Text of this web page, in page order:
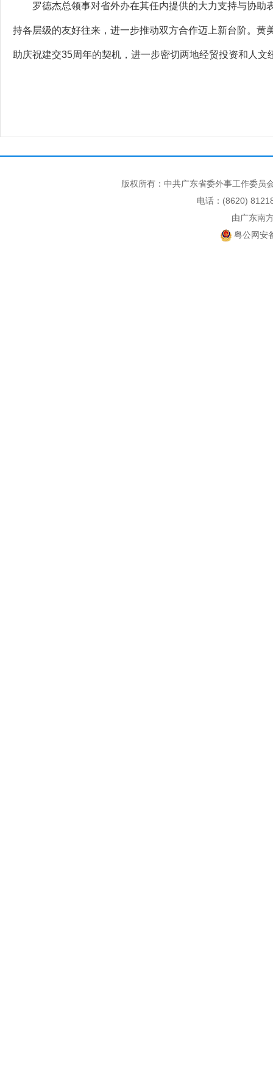
罗德杰总领事对省外办在其任内提供的大力支持与协助
持各层级的友好往来，进一步推动双方合作迈上新台阶。
助庆祝建交35周年的契机，进一步密切两地经贸投资和人
版权所有：中共广东省委外事工作委
电话：(8620)
由广东南
粤公网安